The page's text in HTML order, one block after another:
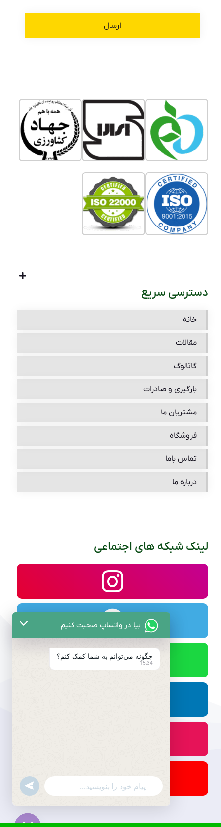
دسترسی سریع
خانه
مقالات
گاتالوگ
بارگیری و صادرات
مشتریان ما
فروشگاه
تماس باما
درباره ما
لینک شبکه های اجتماعی
بیا در واتساپ صحبت کنیم
چگونه می‌توانم به شما کمک کنم؟
15:34
WhatsApp
Message
undefined